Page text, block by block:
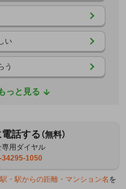
い
う
っと見る
話する（無料）
用ダイヤル
1050
・駅からの距離・マンション名 を